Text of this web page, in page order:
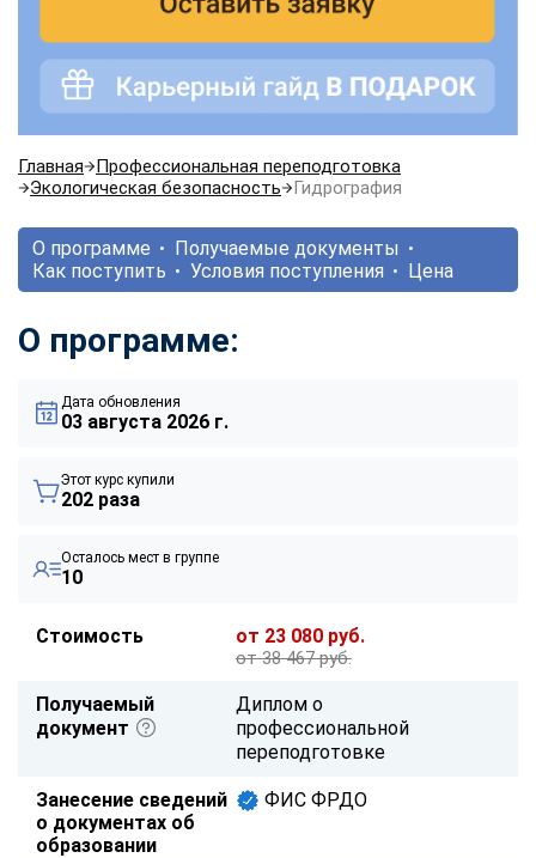
Главная
Профессиональная переподготовка
Экологическая безопасность
Гидрография
О программе
Получаемые документы
Как поступить
Условия поступления Цена
О программе:
Дата обновления
03 августа 2026 г.
Этот курс купили
202 раза
Осталось мест в группе
10
Стоимость от 23 080 руб.
от 38 467 руб.
Получаемый
документ
Диплом о
профессиональной
переподготовке
Занесение сведений
о документах об
образовании
ФИС ФРДО